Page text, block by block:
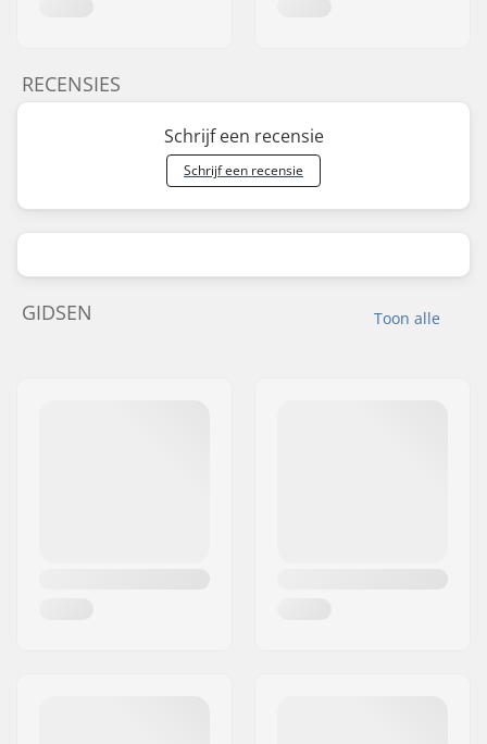
RECENSIES
Schrijf een recensie
Schrijf een recensie
Toon alle
GIDSEN